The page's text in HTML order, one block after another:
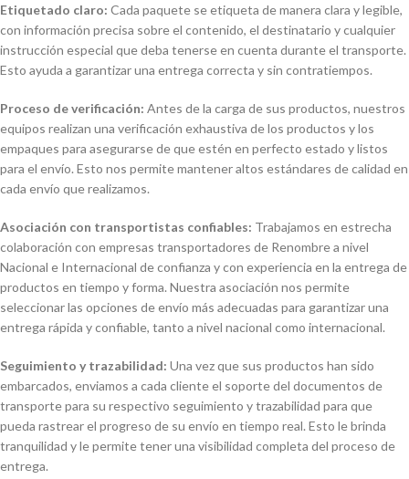
Etiquetado claro: Cada paquete se etiqueta de manera clara y legible,
con información precisa sobre el contenido, el destinatario y cualquier
instrucción especial que deba tenerse en cuenta durante el transporte.
Esto ayuda a garantizar una entrega correcta y sin contratiempos.
Proceso de verificación: Antes de la carga de sus productos, nuestros
equipos realizan una verificación exhaustiva de los productos y los
empaques para asegurarse de que estén en perfecto estado y listos
para el envío. Esto nos permite mantener altos estándares de calidad en
cada envío que realizamos.
Asociación con transportistas confiables: Trabajamos en estrecha
colaboración con empresas transportadores de Renombre a nivel
Nacional e Internacional de confianza y con experiencia en la entrega de
productos en tiempo y forma. Nuestra asociación nos permite
seleccionar las opciones de envío más adecuadas para garantizar una
entrega rápida y confiable, tanto a nivel nacional como internacional.
Seguimiento y trazabilidad: Una vez que sus productos han sido
embarcados, enviamos a cada cliente el soporte del documentos de
transporte para su respectivo seguimiento y trazabilidad para que
pueda rastrear el progreso de su envío en tiempo real. Esto le brinda
tranquilidad y le permite tener una visibilidad completa del proceso de
entrega.